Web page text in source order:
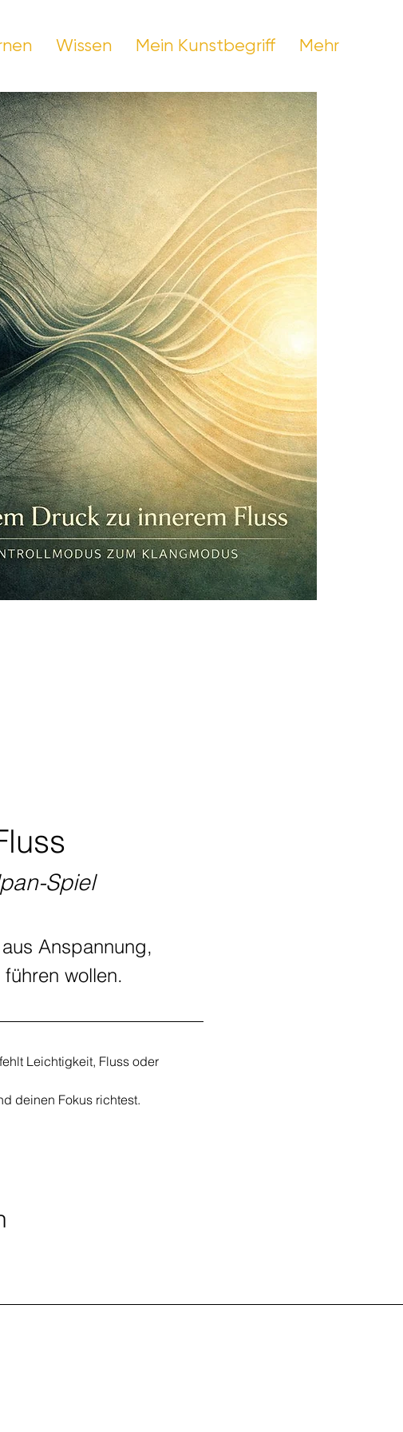
Wissen Mein Kunstbegriff Mehr
Spiel
Anspannung,
wollen.
Leichtigkeit, Fluss oder
deinen Fokus richtest.